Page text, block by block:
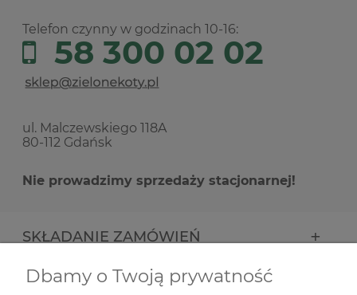
Telefon czynny w godzinach 10-16:
58 300 02 02
ul. Malczewskiego 118A
80-112 Gdańsk
Nie prowadzimy sprzedaży stacjonarnej!
SKŁADANIE ZAMÓWIEŃ
INFORMACJE
Dbamy o Twoją prywatność